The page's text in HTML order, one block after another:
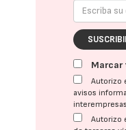
Marcar
Autorizo
avisos
Autorizo